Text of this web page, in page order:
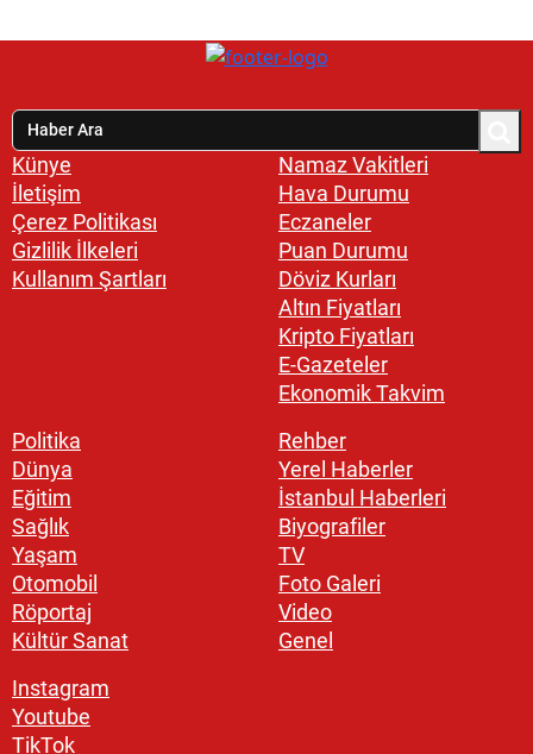
Künye
İletişim
Çerez Politikası
Gizlilik İlkeleri
Kullanım Şartları
Namaz Vakitleri
Hava Durumu
Eczaneler
Puan Durumu
Döviz Kurları
Altın Fiyatları
Kripto Fiyatları
E-Gazeteler
Ekonomik Takvim
Politika
Dünya
Eğitim
Sağlık
Yaşam
Otomobil
Röportaj
Kültür Sanat
Rehber
Yerel Haberler
İstanbul Haberleri
Biyografiler
TV
Foto Galeri
Video
Genel
Instagram
Youtube
TikTok